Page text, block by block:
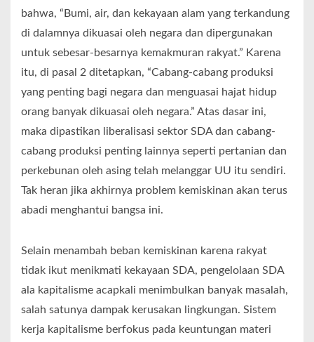
bahwa, “Bumi, air, dan kekayaan alam yang terkandung
di dalamnya dikuasai oleh negara dan dipergunakan
untuk sebesar-besarnya kemakmuran rakyat.” Karena
itu, di pasal 2 ditetapkan, “Cabang-cabang produksi
yang penting bagi negara dan menguasai hajat hidup
orang banyak dikuasai oleh negara.” Atas dasar ini,
maka dipastikan liberalisasi sektor SDA dan cabang-
cabang produksi penting lainnya seperti pertanian dan
perkebunan oleh asing telah melanggar UU itu sendiri.
Tak heran jika akhirnya problem kemiskinan akan terus
abadi menghantui bangsa ini.
Selain menambah beban kemiskinan karena rakyat
tidak ikut menikmati kekayaan SDA, pengelolaan SDA
ala kapitalisme acapkali menimbulkan banyak masalah,
salah satunya dampak kerusakan lingkungan. Sistem
kerja kapitalisme berfokus pada keuntungan materi